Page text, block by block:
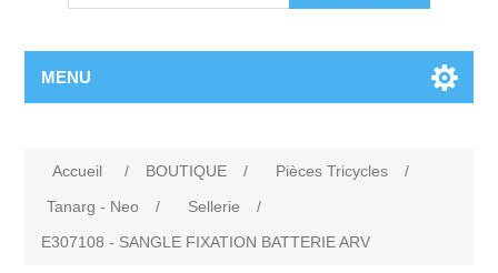
MENU
Accueil / BOUTIQUE / Pièces Tricycles
/
Tanarg - Neo
/ Sellerie
/
E307108 - SANGLE FIXATION BATTERIE ARV